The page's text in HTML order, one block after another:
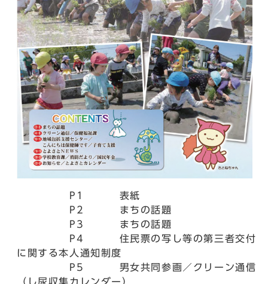
P1 表紙
P2 まちの話題
P3 まちの話題
P4 住民票の写し等の第三者交付
に関する本人通知制度
P5 男女共同参画／クリーン通信
（し尿収集カレンダー）